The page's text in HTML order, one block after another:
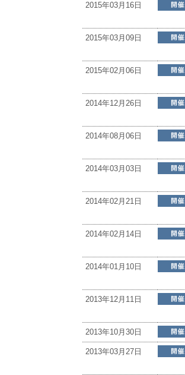
2015年03月16日
2015年03月09日
2015年02月06日
2014年12月26日
2014年08月06日
2014年03月03日
2014年02月21日
2014年02月14日
2014年01月10日
2013年12月11日
2013年10月30日
2013年03月27日